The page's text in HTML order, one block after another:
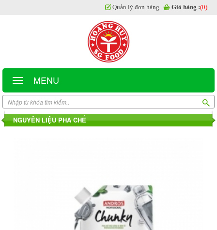
MENU
Quản lý đơn hàng Giỏ hàng :(0)
NGUYÊN LIỆU PHA CHẾ